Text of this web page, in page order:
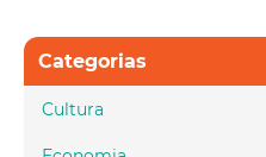
Categorias
Cultura